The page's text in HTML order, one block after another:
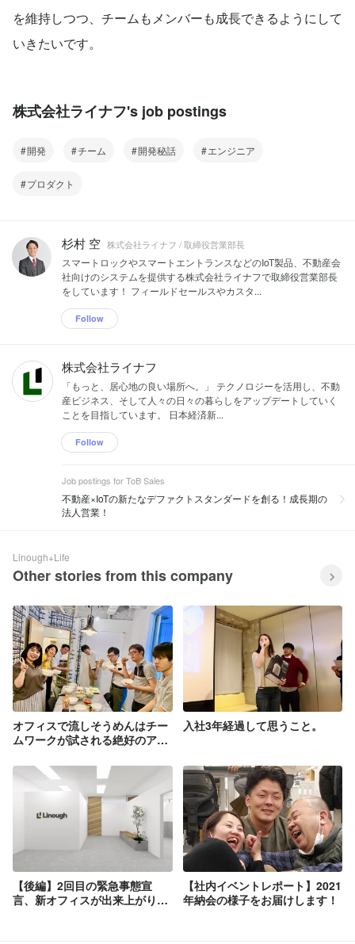
を維持しつつ、チームもメンバーも成長できるようにして
いきたいです。
株式会社ライナフ's job postings
開発 チーム 開発秘話 エンジニア
プロダクト
杉村 空 株式会社ライナフ / 取締役営業部長
スマートロックやスマートエントランスなどのIoT製品、不動産会
社向けのシステムを提供する株式会社ライナフで取締役営業部長
をしています！ フィールドセールスやカスタ...
Follow
株式会社ライナフ
「もっと、居心地の良い場所へ。」 テクノロジーを活用し、不動
産ビジネス、そして人々の日々の暮らしをアップデートしていく
ことを目指しています。 日本経済新...
Follow
Job postings for ToB Sales
不動産×IoTの新たなデファクトスタンダードを創る！成長期の
法人営業！
Linough+Life
Other stories from this company
オフィスで流しそうめんはチー
ムワークが試される絶好のアク
入社3年経過して思うこと。
【後編】2回目の緊急事態宣
言、新オフィスが出来上がりま
【社内イベントレポート】2021
年納会の様子をお届けします！